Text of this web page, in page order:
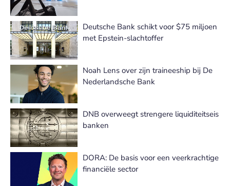
Deutsche Bank schikt voor $75 miljoen
met Epstein-slachtoffer
Noah Lens over zijn traineeship bij De
Nederlandsche Bank
DNB overweegt strengere liquiditeitseis
banken
DORA: De basis voor een veerkrachtige
financiële sector